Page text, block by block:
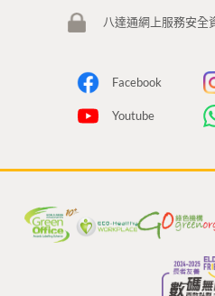
八達通網上服務安全
Facebook
Youtube